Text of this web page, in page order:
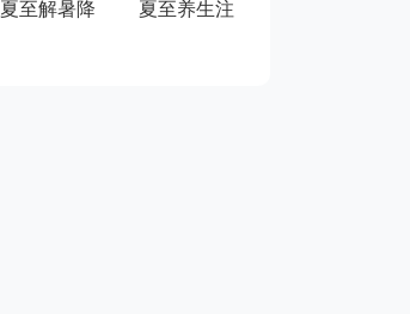
夏至解暑降
夏至养生注